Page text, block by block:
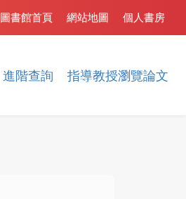
進階查詢 指導教授瀏覽論文
個人書房
網站地圖
圖書館首頁